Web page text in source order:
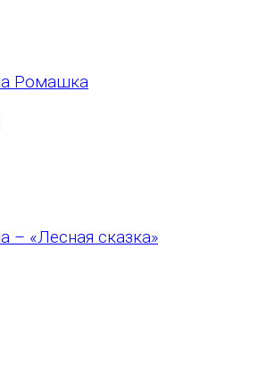
Ромашка
– «Лесная сказка»